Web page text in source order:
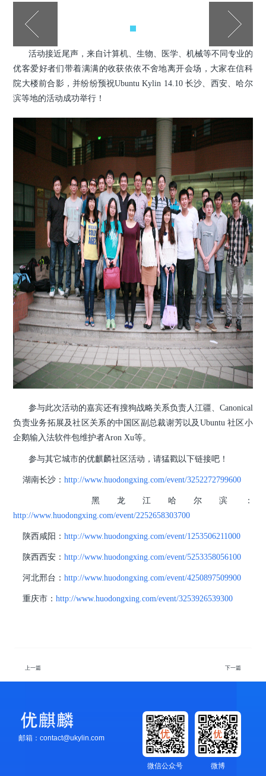
现场提问
现场提问
活动接近尾声，来自计算机、生物、医学、机械等不同专业的
优客爱好者们带着满满的收获依依不舍地离开会场，大家在信科
院大楼前合影，并纷纷预祝Ubuntu Kylin 14.10 长沙、西安、哈尔
滨等地的活动成功举行！
参与此次活动的嘉宾还有搜狗战略关系负责人江疆、Canonical
负责业务拓展及社区关系的中国区副总裁谢芳以及Ubuntu 社区小
企鹅输入法软件包维护者Aron Xu等。
参与其它城市的优麒麟社区活动，请猛戳以下链接吧！
湖南长沙：http://www.huodongxing.com/event/3252272799600
黑龙江哈尔滨：
http://www.huodongxing.com/event/2252658303700
陕西咸阳：http://www.huodongxing.com/event/1253506211000
陕西西安：http://www.huodongxing.com/event/5253358056100
河北邢台：http://www.huodongxing.com/event/4250897509900
重庆市：http://www.huodongxing.com/event/3253926539300
上一篇 下一篇
邮箱：contact@ukylin.com
微博
微信公众号